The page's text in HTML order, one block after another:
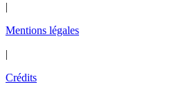
|
Mentions légales
|
Crédits